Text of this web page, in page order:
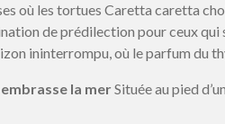
où les tortues Caretta caretta
de prédilection pour ceux
ininterrompu, où le parfum du
la merSituée au pied